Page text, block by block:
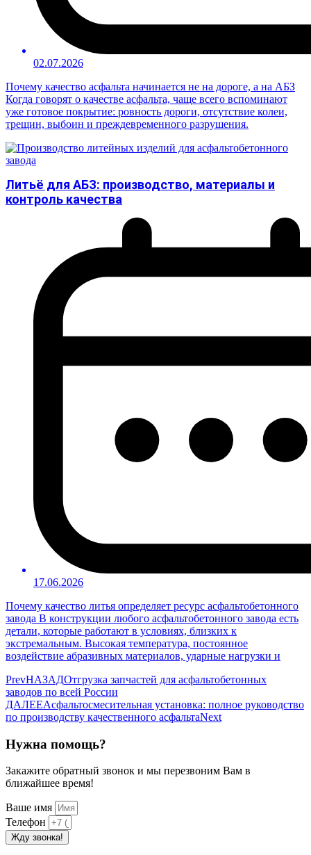
02.07.2026
Почему качество асфальта начинается не на дороге, а на АБЗ
Когда говорят о качестве асфальта, чаще всего вспоминают
уже готовое покрытие: ровность дороги, отсутствие колеи,
трещин, выбоин и преждевременного разрушения.
Литьё для АБЗ: производство, материалы и
контроль качества
17.06.2026
Почему качество литья определяет ресурс асфальтобетонного
завода В конструкции любого асфальтобетонного завода есть
детали, которые работают в условиях, близких к
экстремальным. Высокая температура, постоянное
воздействие абразивных материалов, ударные нагрузки и
PrevНАЗАДОтгрузка запчастей для асфальтобетонных
заводов по всей России
ДАЛЕЕАсфальтосмесительная установка: полное руководство
по производству качественного асфальтаNext
Нужна помощь?
Закажите обратный звонок и мы перезвоним Вам в
ближайшее время!
Ваше имя
Телефон
Жду звонка!